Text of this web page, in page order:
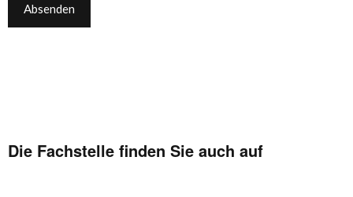
Die Fachstelle finden Sie auch auf